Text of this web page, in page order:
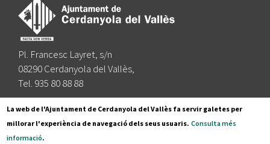
Pl. Francesc Layret, s/n
08290 Cerdanyola del Vallès,
Tel. 935 80 88 88
Segueix-nos a:
La web de l'Ajuntament de Cerdanyola del Vallès fa servir galetes per
millorar l'experiència de navegació dels seus usuaris. Consulta més
informació.